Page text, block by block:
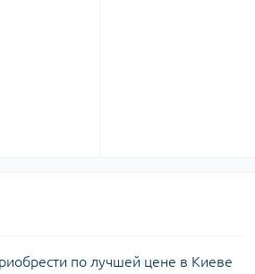
по лучшей цене в Киеве